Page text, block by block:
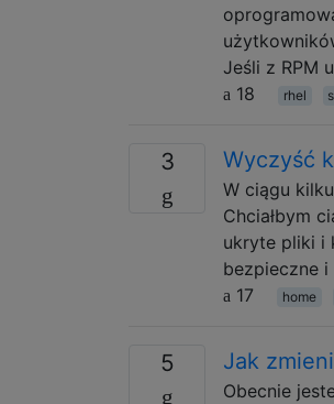
Jeśli z RPM
18
rhel
3 Wyczyść
W ciągu
Chciałbym
ukryte pliki i
bezpieczne
17
home
5 Jak
Obecnie